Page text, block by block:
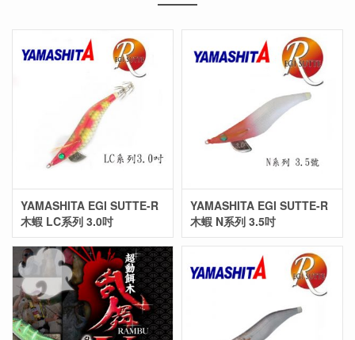
YAMASHITA EGI SUTTE-R
木蝦 LC系列 3.0吋
YAMASHITA EGI SUTTE-R
木蝦 N系列 3.5吋